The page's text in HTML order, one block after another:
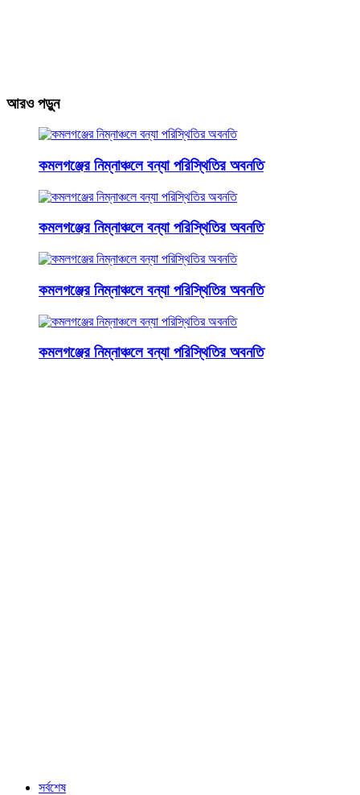
আরও পড়ুন
কমলগঞ্জের নিম্নাঞ্চলে বন্যা পরিস্থিতির অবনতি
কমলগঞ্জের নিম্নাঞ্চলে বন্যা পরিস্থিতির অবনতি
কমলগঞ্জের নিম্নাঞ্চলে বন্যা পরিস্থিতির অবনতি
কমলগঞ্জের নিম্নাঞ্চলে বন্যা পরিস্থিতির অবনতি
সর্বশেষ